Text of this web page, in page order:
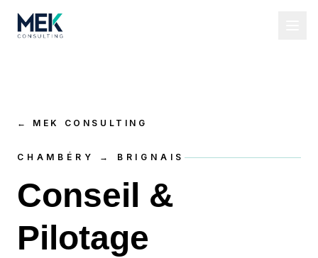
← MEK CONSULTING
CHAMBÉRY → BRIGNAIS
Conseil &
Pilotage